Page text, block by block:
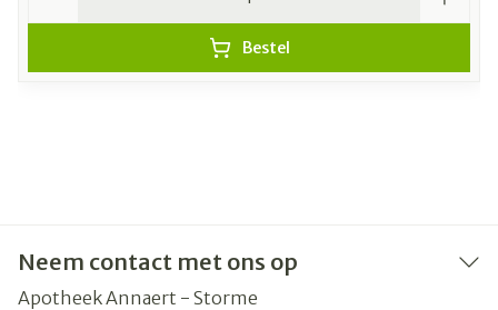
Bestel
Neem contact met ons op
Apotheek Annaert - Storme